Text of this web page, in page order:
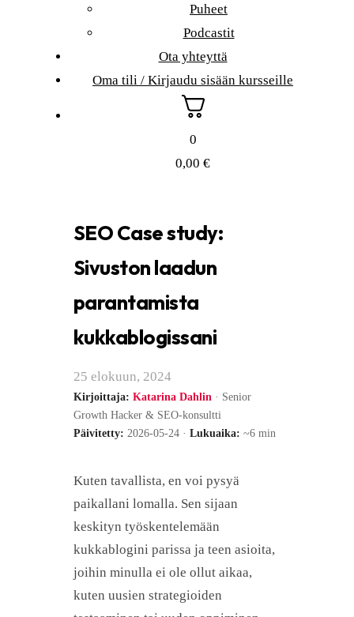
Puheet
Podcastit
Ota yhteyttä
Oma tili / Kirjaudu sisään kursseille
0
0,00 €
SEO Case study:
Sivuston laadun
parantamista
kukkablogissani
25 elokuun, 2024
Kirjoittaja: Katarina Dahlin · Senior
Growth Hacker & SEO-konsultti
Päivitetty: 2026-05-24 · Lukuaika: ~6 min
Kuten tavallista, en voi pysyä
paikallani lomalla. Sen sijaan
keskityn työskentelemään
kukkablogini parissa ja teen asioita,
joihin minulla ei ole ollut aikaa,
kuten uusien strategioiden